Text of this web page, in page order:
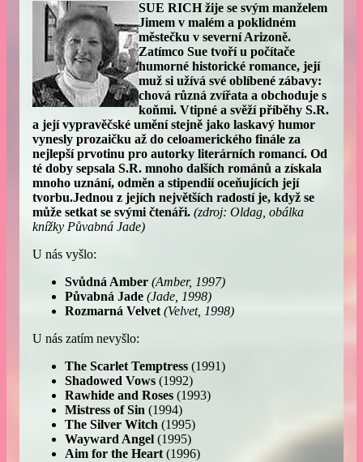
SUE RICH žije se svým manželem
Jimem v malém a poklidném
městečku v severní Arizoně.
Zatímco Sue tvoří u počítače
humorné historické romance, její
muž si užívá své oblíbené zábavy:
chová různá zvířata a obchoduje s
koňmi. Vtipné a svěží příběhy S.R.
a její vypravěčské umění stejně jako laskavý humor
vynesly prozaičku až do celoamerického finále za
nejlepší prvotinu pro autorky literárních romancí. Od
té doby sepsala S.R. mnoho dalších románů a získala
mnoho uznání, odměn a stipendií oceňujících její
tvorbu.Jednou z jejích největších radostí je, když se
může setkat se svými čtenáři. (zdroj: Oldag, obálka
knížky Půvabná Jade)
U nás vyšlo:
Svůdná Amber (Amber, 1997)
Půvabná Jade (Jade, 1998)
Rozmarná Velvet (Velvet, 1998)
U nás zatím nevyšlo:
The Scarlet Temptress (1991)
Shadowed Vows (1992)
Rawhide and Roses (1993)
Mistress of Sin (1994)
The Silver Witch (1995)
Wayward Angel (1995)
Aim for the Heart (1996)